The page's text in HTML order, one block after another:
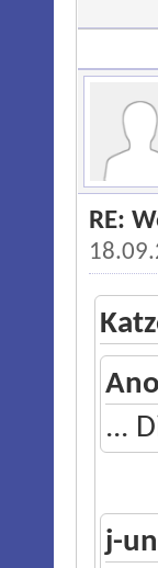
RE:
...
j-